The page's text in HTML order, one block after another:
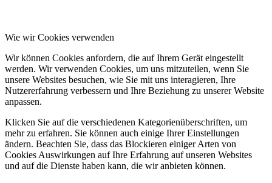
Wie wir Cookies verwenden
Wir können Cookies anfordern, die auf Ihrem Gerät eingestellt
werden. Wir verwenden Cookies, um uns mitzuteilen, wenn Sie
unsere Websites besuchen, wie Sie mit uns interagieren, Ihre
Nutzererfahrung verbessern und Ihre Beziehung zu unserer Website
anpassen.
Klicken Sie auf die verschiedenen Kategorienüberschriften, um
mehr zu erfahren. Sie können auch einige Ihrer Einstellungen
ändern. Beachten Sie, dass das Blockieren einiger Arten von
Cookies Auswirkungen auf Ihre Erfahrung auf unseren Websites
und auf die Dienste haben kann, die wir anbieten können.